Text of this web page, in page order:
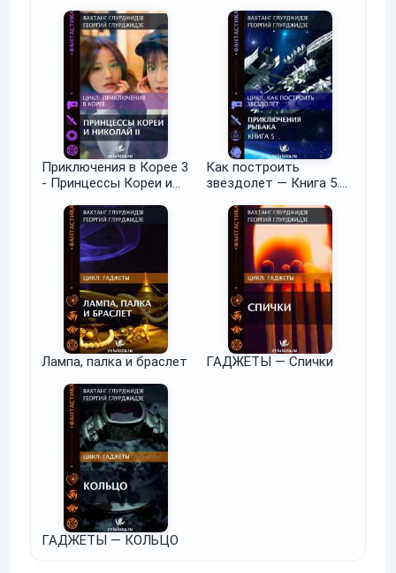
Приключения в Корее 3
- Принцессы Кореи и
Как построить
звездолет — Книга 5.
Лампа, палка и браслет ГАДЖЕТЫ — Спички
ГАДЖЕТЫ — КОЛЬЦО